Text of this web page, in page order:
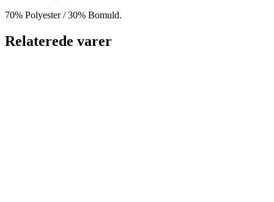
70% Polyester / 30% Bomuld.
Relaterede varer